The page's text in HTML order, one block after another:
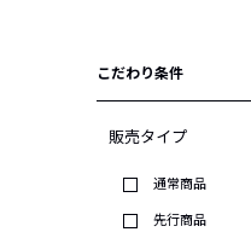
こだわり条件
販売タイプ
通常商品
先行商品